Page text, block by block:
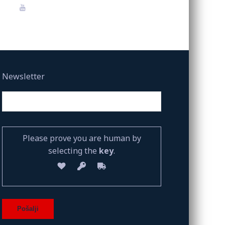
Newsletter
Please prove you are human by
selecting the key.